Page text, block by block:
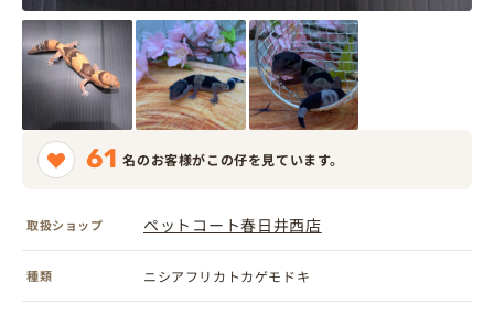
61 名のお客様がこの仔を見ています。
取扱ショップ ペットコート春日井西店
種類 ニシアフリカトカゲモドキ